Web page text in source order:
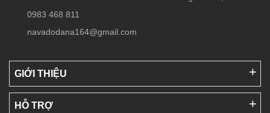
0983 468 811
navadodana164@gmail.com
GIỚI THIỆU
HỖ TRỢ